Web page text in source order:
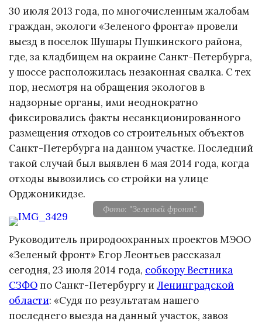
30 июля 2013 года, по многочисленным жалобам
граждан, экологи «Зеленого фронта» провели
выезд в поселок Шушары Пушкинского района,
где, за кладбищем на окраине Санкт-Петербурга,
у шоссе расположилась незаконная свалка. С тех
пор, несмотря на обращения экологов в
надзорные органы, ими неоднократно
фиксировались факты несанкционированного
размещения отходов со строительных объектов
Санкт-Петербурга на данном участке. Последний
такой случай был выявлен 6 мая 2014 года, когда
отходы вывозились со стройки на улице
Орджоникидзе.
Фото: "Зеленый фронт".
Руководитель природоохранных проектов МЭОО
«Зеленый фронт» Егор Леонтьев рассказал
сегодня, 23 июля 2014 года, собкору Вестника
СЗФО по Санкт-Петербургу и Ленинградской
области: «Судя по результатам нашего
последнего выезда на данный участок, завоз